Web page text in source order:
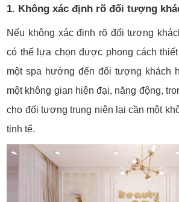
1. Không xác định rõ đối tượng
Nếu không xác định rõ đối tượng
có thể lựa chọn được phong cách
một spa hướng đến đối tượng khách
một không gian hiện đại, năng động,
cho đối tượng trung niên lại cần một
tinh tế.